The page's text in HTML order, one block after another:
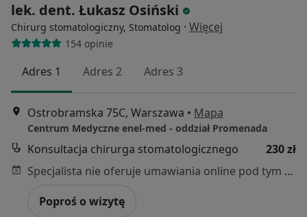
lek. dent. Łukasz Osiński
Chirurg stomatologiczny, Stomatolog · Więcej
154 opinie
Adres 1 Adres 2 Adres 3
Ostrobramska 75C, Warszawa • Mapa
Centrum Medyczne enel-med - oddział Promenada
Konsultacja chirurga stomatologicznego
230 zł
Specjalista nie oferuje umawiania online pod tym adresem.
Poproś o wizytę